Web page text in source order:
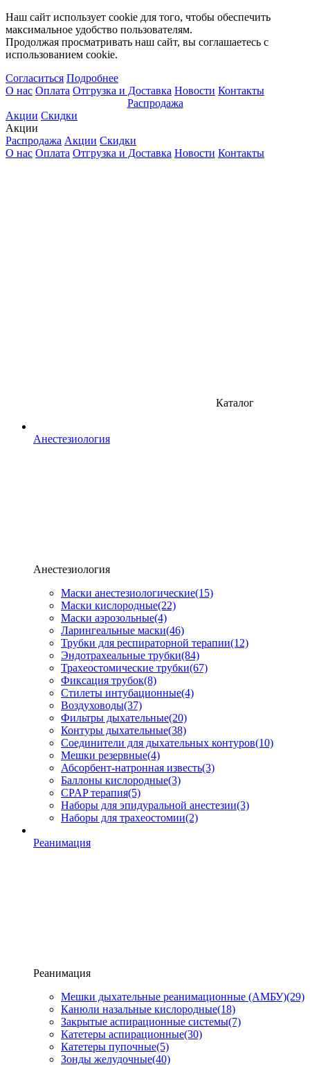
Наш сайт использует cookie для того, чтобы обеспечить
максимальное удобство пользователям.
Продолжая просматривать наш сайт, вы соглашаетесь с
использованием cookie.
Согласиться Подробнее
О нас Оплата Отгрузка и Доставка Новости Контакты
Распродажа
Акции Скидки
Акции
Распродажа Акции Скидки
О нас Оплата Отгрузка и Доставка Новости Контакты
Каталог
Анестезиология
Анестезиология
Маски анестезиологические(15)
Маски кислородные(22)
Маски аэрозольные(4)
Ларингеальные маски(46)
Трубки для респираторной терапии(12)
Эндотрахеальные трубки(84)
Трахеостомические трубки(67)
Фиксация трубок(8)
Стилеты интубационные(4)
Воздуховоды(37)
Фильтры дыхательные(20)
Контуры дыхательные(38)
Соединители для дыхательных контуров(10)
Мешки резервные(4)
Абсорбент-натронная известь(3)
Баллоны кислородные(3)
CPAP терапия(5)
Наборы для эпидуральной анестезии(3)
Наборы для трахеостомии(2)
Реанимация
Реанимация
Мешки дыхательные реанимационные (АМБУ)(29)
Канюли назальные кислородные(18)
Закрытые аспирационные системы(7)
Катетеры аспирационные(30)
Катетеры пупочные(5)
Зонды желудочные(40)